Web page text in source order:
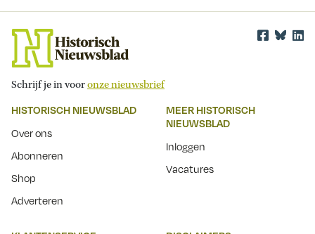
Schrijf je in vooronze nieuwsbrief
HISTORISCH NIEUWSBLAD
Over ons
Abonneren
Shop
Adverteren
MEER HISTORISCH
NIEUWSBLAD
Inloggen
Vacatures